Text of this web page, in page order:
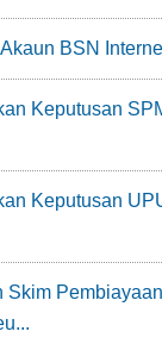
BSN
Keputusan
Keputusan
Skim